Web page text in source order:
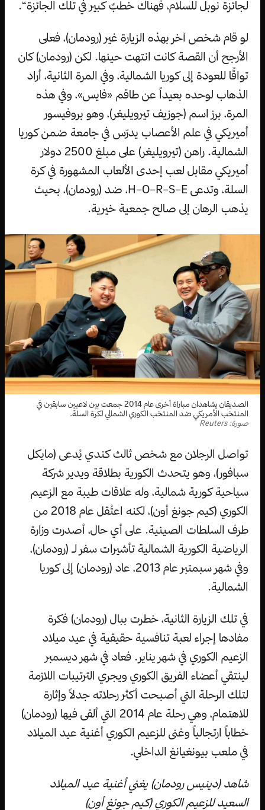
لجائزة نوبل للسلام، فهناك خطبٌ كبير في تلك الجائزة“.
لو قام شخص آخر بهذه الزيارة غير (رودمان)، فعلى
الأرجح أن القصة كانت انتهت حينها. لكن (رودمان) كان
تواقًا للعودة إلى كوريا الشمالية، وفي المرة الثانية، أراد
الذهاب لوحده بعيداً عن طاقم «فايس»، وفي هذه
المرة، برز اسم (جوزيف تيرويليغر)، وهو بروفيسور
أميريكي في علم الأعصاب يدرّس في جامعة ضمن كوريا
الشمالية. راهن (تيرويليغر) على مبلغ 2500 دولار
أميريكي مقابل لعب إحدى الألعاب المشهورة في كرة
السلة، وتدعى H–O–R–S–E، ضد (رودمان)، بحيث
يذهب الرهان إلى صالح جمعية خيرية.
الصديقان يشاهدان مباراة أخرى عام 2014 جمعت بين لاعبين سابقين في
المنتخب الأمريكي ضد المنتخب الكوري الشمالي لكرة السلة.
صورة: Reuters
تواصل الرجلان مع شخص ثالث كندي يُدعى (مايكل
سبافور)، وهو يتحدث الكورية بطلاقة ويدير شركة
سياحية كورية شمالية، وله علاقات طيبة مع الزعيم
الكوري (كيم جونغ أون)، لكنه اعتُقل عام 2018 من
طرف السلطات الصينية. على أي حال، أصدرت وزارة
الرياضية الكورية الشمالية تأشيرات سفر لـ (رودمان)،
وفي شهر سبمتبر عام 2013، عاد (رودمان) إلى كوريا
الشمالية.
في تلك الزيارة الثانية، خطرت ببال (رودمان) فكرة
مفادها إجراء لعبة تنافسية حقيقية في عيد ميلاد
الزعيم الكوري في شهر يناير. فعاد في شهر ديسمبر
لينتقي أعضاء الفريق الكوري ويجري الترتيبات اللازمة
لتلك الرحلة التي أصبحت أكثر رحلاته جدلاً وإثارة
للاهتمام، وهي رحلة عام 2014 التي ألقى فيها (رودمان)
خطاباً ارتجالياً وغنى للزعيم الكوري أغنية عيد الميلاد
في ملعب بيونغيانغ الداخلي.
شاهد (دينيس رودمان) يغني أغنية عيد الميلاد
السعيد للزعيم الكوري (كيم جونغ أون)